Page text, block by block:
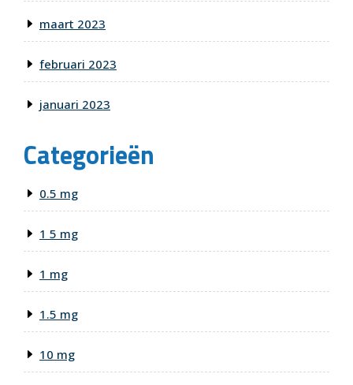
maart 2023
februari 2023
januari 2023
Categorieën
0.5 mg
1 5 mg
1 mg
1.5 mg
10 mg